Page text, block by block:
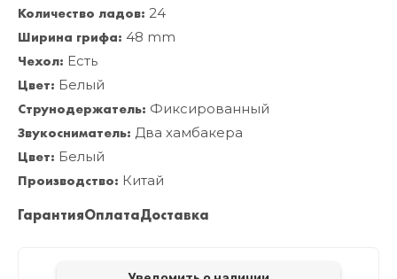
Количество ладов: 24
Ширина грифа: 48 mm
Чехол: Есть
Цвет: Белый
Струнодержатель: Фиксированный
Звукосниматель: Два хамбакера
Цвет: Белый
Производство: Китай
ГарантияОплатаДоставка